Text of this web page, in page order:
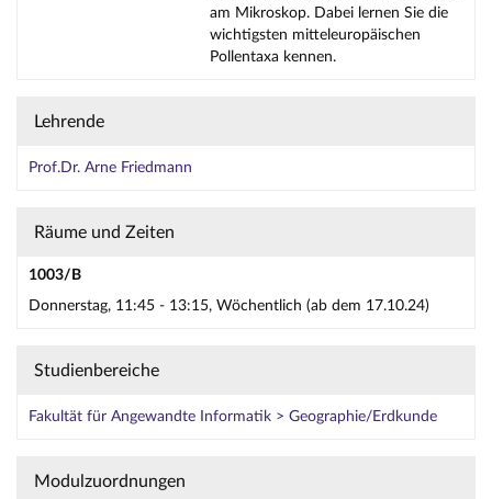
am Mikroskop. Dabei lernen Sie die
wichtigsten mitteleuropäischen
Pollentaxa kennen.
Lehrende
Prof.Dr. Arne Friedmann
Räume und Zeiten
1003/B
Donnerstag, 11:45 - 13:15, Wöchentlich (ab dem 17.10.24)
Studienbereiche
Fakultät für Angewandte Informatik > Geographie/Erdkunde
Modulzuordnungen